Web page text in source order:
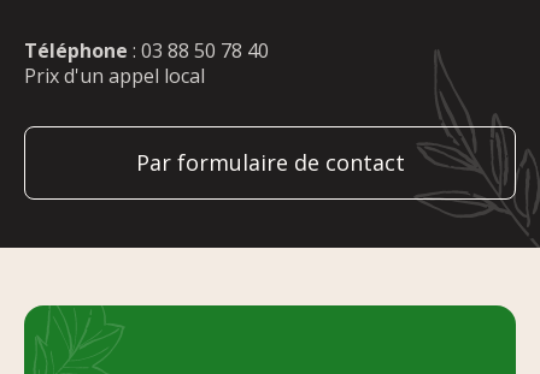
Téléphone : 03 88 50 78 40
Prix d'un appel local
Par formulaire de contact